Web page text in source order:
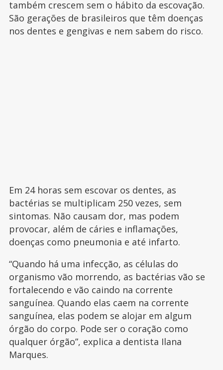
também crescem sem o hábito da escovação.
São gerações de brasileiros que têm doenças
nos dentes e gengivas e nem sabem do risco.
Em 24 horas sem escovar os dentes, as
bactérias se multiplicam 250 vezes, sem
sintomas. Não causam dor, mas podem
provocar, além de cáries e inflamações,
doenças como pneumonia e até infarto.
“Quando há uma infecção, as células do
organismo vão morrendo, as bactérias vão se
fortalecendo e vão caindo na corrente
sanguínea. Quando elas caem na corrente
sanguínea, elas podem se alojar em algum
órgão do corpo. Pode ser o coração como
qualquer órgão”, explica a dentista Ilana
Marques.